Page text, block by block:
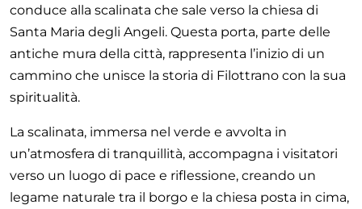
conduce alla scalinata che sale verso la chiesa di
Santa Maria degli Angeli. Questa porta, parte delle
antiche mura della città, rappresenta l’inizio di un
cammino che unisce la storia di Filottrano con la sua
spiritualità.
La scalinata, immersa nel verde e avvolta in
un’atmosfera di tranquillità, accompagna i visitatori
verso un luogo di pace e riflessione, creando un
legame naturale tra il borgo e la chiesa posta in cima,